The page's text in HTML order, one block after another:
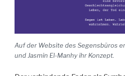
Auf der Website des Segensbüros
und Jasmin El-Manhy ihr Konzept.